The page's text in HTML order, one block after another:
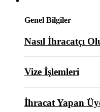
Genel Bilgiler
Nasıl İhracatçı
Vize İşlemleri
İhracat Yapan